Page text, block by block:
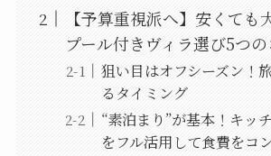
【予算重視派へ】安くても
プール付きヴィラ選び5つ
狙い目はオフシーズン！
るタイミング
“素泊まり”が基本！キッ
をフル活用して食費をコ